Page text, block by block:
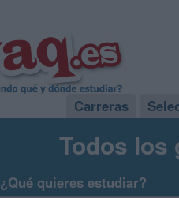
Carreras
Todos los
¿Qué quieres estudiar?